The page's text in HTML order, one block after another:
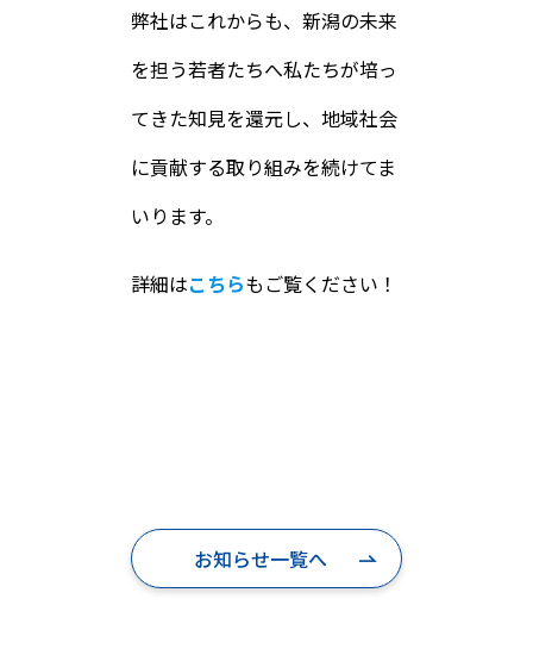
弊社はこれからも、新潟の未来
を担う若者たちへ私たちが培っ
てきた知見を還元し、地域社会
に貢献する取り組みを続けてま
いります。
詳細はこちらもご覧ください！
お知らせ一覧へ